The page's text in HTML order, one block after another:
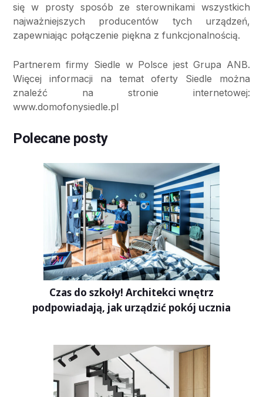
się w prosty sposób ze sterownikami wszystkich
najważniejszych producentów tych urządzeń,
zapewniając połączenie piękna z funkcjonalnością.
Partnerem firmy Siedle w Polsce jest Grupa ANB.
Więcej informacji na temat oferty Siedle można
znaleźć na stronie internetowej:
www.domofonysiedle.pl
Polecane posty
Czas do szkoły! Architekci wnętrz
podpowiadają, jak urządzić pokój ucznia